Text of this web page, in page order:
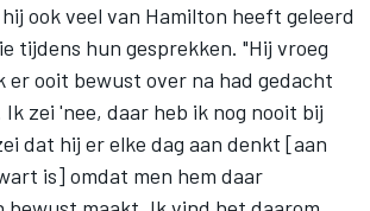
ook veel van Hamilton heeft geleerd
tijdens hun gesprekken. "Hij vroeg
er ooit bewust over na had gedacht
zei 'nee, daar heb ik nog nooit bij
dat hij er elke dag aan denkt [aan
is] omdat men hem daar